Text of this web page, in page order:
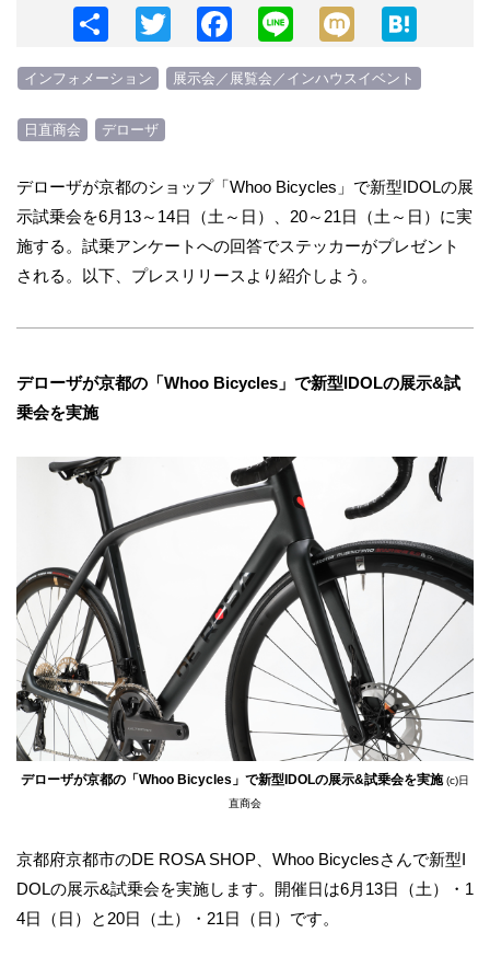
S
h
ar
e
T
wi
tt
F
a
c
o
o
k
Li
n
e
M
ixi
at
インフォメーション 展示会／展覧会／インハウスイベント
日直商会 デローザ
デローザが京都のショップ「Whoo Bicycles」で新型IDOLの展
示試乗会を6月13～14日（土～日）、20～21日（土～日）に実
施する。試乗アンケートへの回答でステッカーがプレゼント
される。以下、プレスリリースより紹介しよう。
デローザが京都の「Whoo Bicycles」で新型IDOLの展示&試
乗会を実施
デローザが京都の「Whoo Bicycles」で新型IDOLの展示&試乗会を実施(c)日
直商会
京都府京都市のDE ROSA SHOP、Whoo Bicyclesさんで新型I
DOLの展示&試乗会を実施します。開催日は6月13日（土）・1
4日（日）と20日（土）・21日（日）です。